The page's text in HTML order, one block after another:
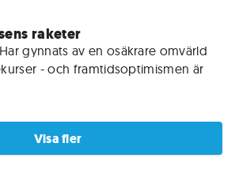
raketer
Har gynnats av en osäkrare omvärld
- och framtidsoptimismen är
Visa fler